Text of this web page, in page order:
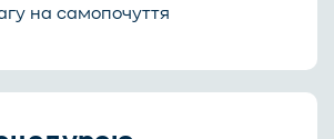
на самопочуття